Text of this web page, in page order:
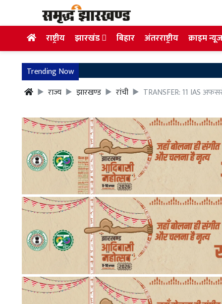
राष्ट्रीय झारखंड बिहार अंतरराष्ट्रीय क्राइम न्यूज
Trending Now
राज्य
झारखण्ड रांची TRANSFER: 11 IAS